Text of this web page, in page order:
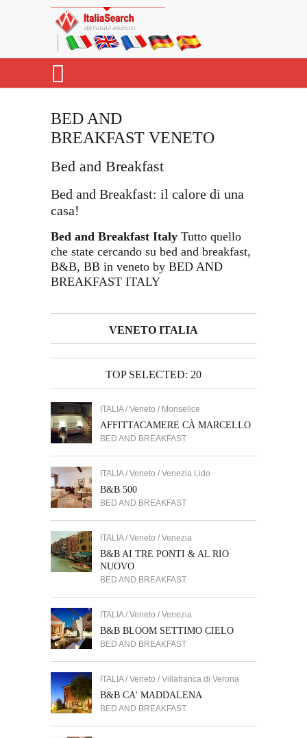
BED AND
BREAKFAST VENETO
Bed and Breakfast
Bed and Breakfast: il calore di una
casa!
Bed and Breakfast Italy Tutto quello
che state cercando su bed and breakfast,
B&B, BB in veneto by BED AND
BREAKFAST ITALY
VENETO ITALIA
TOP SELECTED: 20
ITALIA / Veneto / Monselice
AFFITTACAMERE CÀ MARCELLO
BED AND BREAKFAST
ITALIA / Veneto / Venezia Lido
B&B 500
BED AND BREAKFAST
ITALIA / Veneto / Venezia
B&B AI TRE PONTI & AL RIO
NUOVO
BED AND BREAKFAST
ITALIA / Veneto / Venezia
B&B BLOOM SETTIMO CIELO
BED AND BREAKFAST
ITALIA / Veneto / Villafranca di Verona
B&B CA' MADDALENA
BED AND BREAKFAST